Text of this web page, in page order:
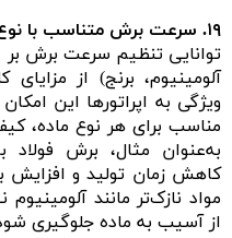
۱۹. سرعت برش متناسب با نوع ماده
توانایی تنظیم سرعت برش بر
آلومینیوم، برنج) از
ویژگی به اپراتورها این
مناسب برای هر نوع ماده،
به‌عنوان مثال، برش
کاهش زمان تولید و افزایش
مواد نازک‌تر مانند
از آسیب به ماده جلوگیری